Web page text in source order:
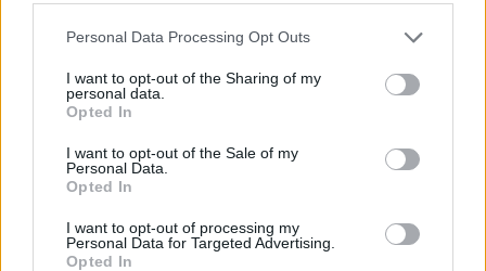
Personal Data Processing Opt Outs
I want to opt-out of the Sharing of my
personal data.
Opted In
I want to opt-out of the Sale of my
Personal Data.
Opted In
I want to opt-out of processing my
Personal Data for Targeted Advertising.
Opted In
27 Φεβρουαρίου 2026
Γεωργιάδης: Πολλαπλά οφέλη από
τη συνεργασία δημοσίου και
27 Φεβρουαρίου 2026